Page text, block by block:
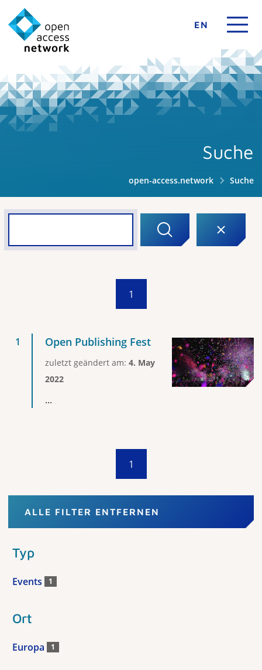
EN
Suche
open-access.network Suche
1
Open Publishing Fest
zuletzt geändert am: 4. May
2022
...
1
ALLE FILTER ENTFERNEN
Typ
Events 1
Ort
Europa 1